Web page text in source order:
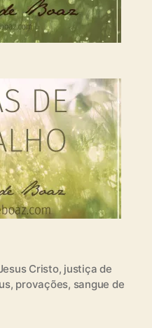
Cristo, justiça de
, provações, sangue de